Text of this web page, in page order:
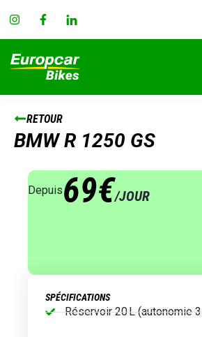
RETOUR
BMW R 1250 GS
Depuis69€/JOUR
SPÉCIFICATIONS
Réservoir 20 L (autonomie